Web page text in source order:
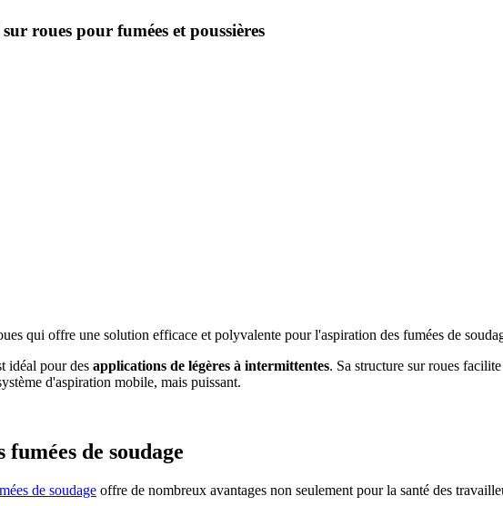
roues pour fumées et poussières
qui offre une solution efficace et polyvalente pour l'aspiration des fumées de
idéal pour des applications de légères à intermittentes. Sa structure sur roues
d'aspiration mobile, mais puissant.
de soudage
de soudage offre de nombreux avantages non seulement pour la santé des